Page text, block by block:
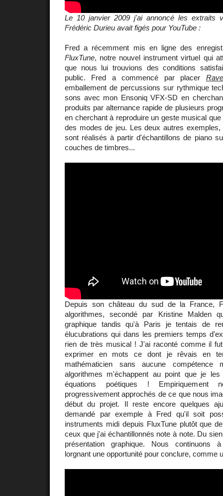
Le 10 janvier 2009 j'ai annoncé les extraits
Frédéric Durieu avait figés pour YouTube :
Fred a récemment mis en ligne des
FluxTune, notre nouvel instrument virtuel qui
que nous lui trouvions des conditions
public. Fred a commencé par placer
emballement de percussions sur rythmique
sons avec mon Ensoniq VFX-SD en
produits par alternance rapide de plusieurs
en cherchant à reproduire un geste musical
des modes de jeu. Les deux autres exemples,
sont réalisés à partir d'échantillons de piano
couches de timbres...
Depuis son château du sud de la France,
algorithmes, secondé par Kristine Malden
graphique tandis qu'à Paris je tentais de
élucubrations qui dans les premiers temps
rien de très musical ! J'ai raconté comme il
exprimer en mots ce dont je rêvais en
mathématicien sans aucune
algorithmes m'échappent au point que je
équations poétiques ! Empiriquement
progressivement approchés de ce que nous
début du projet. Il reste encore quelques
demandé par exemple à Fred qu'il soit
instruments midi depuis FluxTune plutôt que
ceux que j'ai échantillonnés note à note. Du
présentation graphique. Nous continuons
lorgnant une opportunité pour conclure, comme